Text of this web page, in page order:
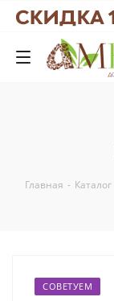
Главная - Каталог
СОВЕТУЕМ